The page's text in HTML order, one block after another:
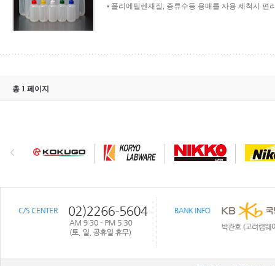
▪ 폴리에틸렌재질, 증류수등 용매를 사용 세척시 편
총 1 페이지